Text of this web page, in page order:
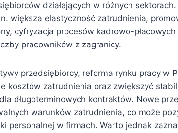
działających w różnych
większa elastyczność zatrudnienia,
cyfryzacja procesów kadrowo-
pracowników z zagranicy.
przedsiębiorcy, reforma rynku pracy w
kosztów zatrudnienia oraz zwiększyć
długoterminowych kontraktów. Nowe
warunków zatrudnienia, co może
personalnej w firmach. Warto jednak